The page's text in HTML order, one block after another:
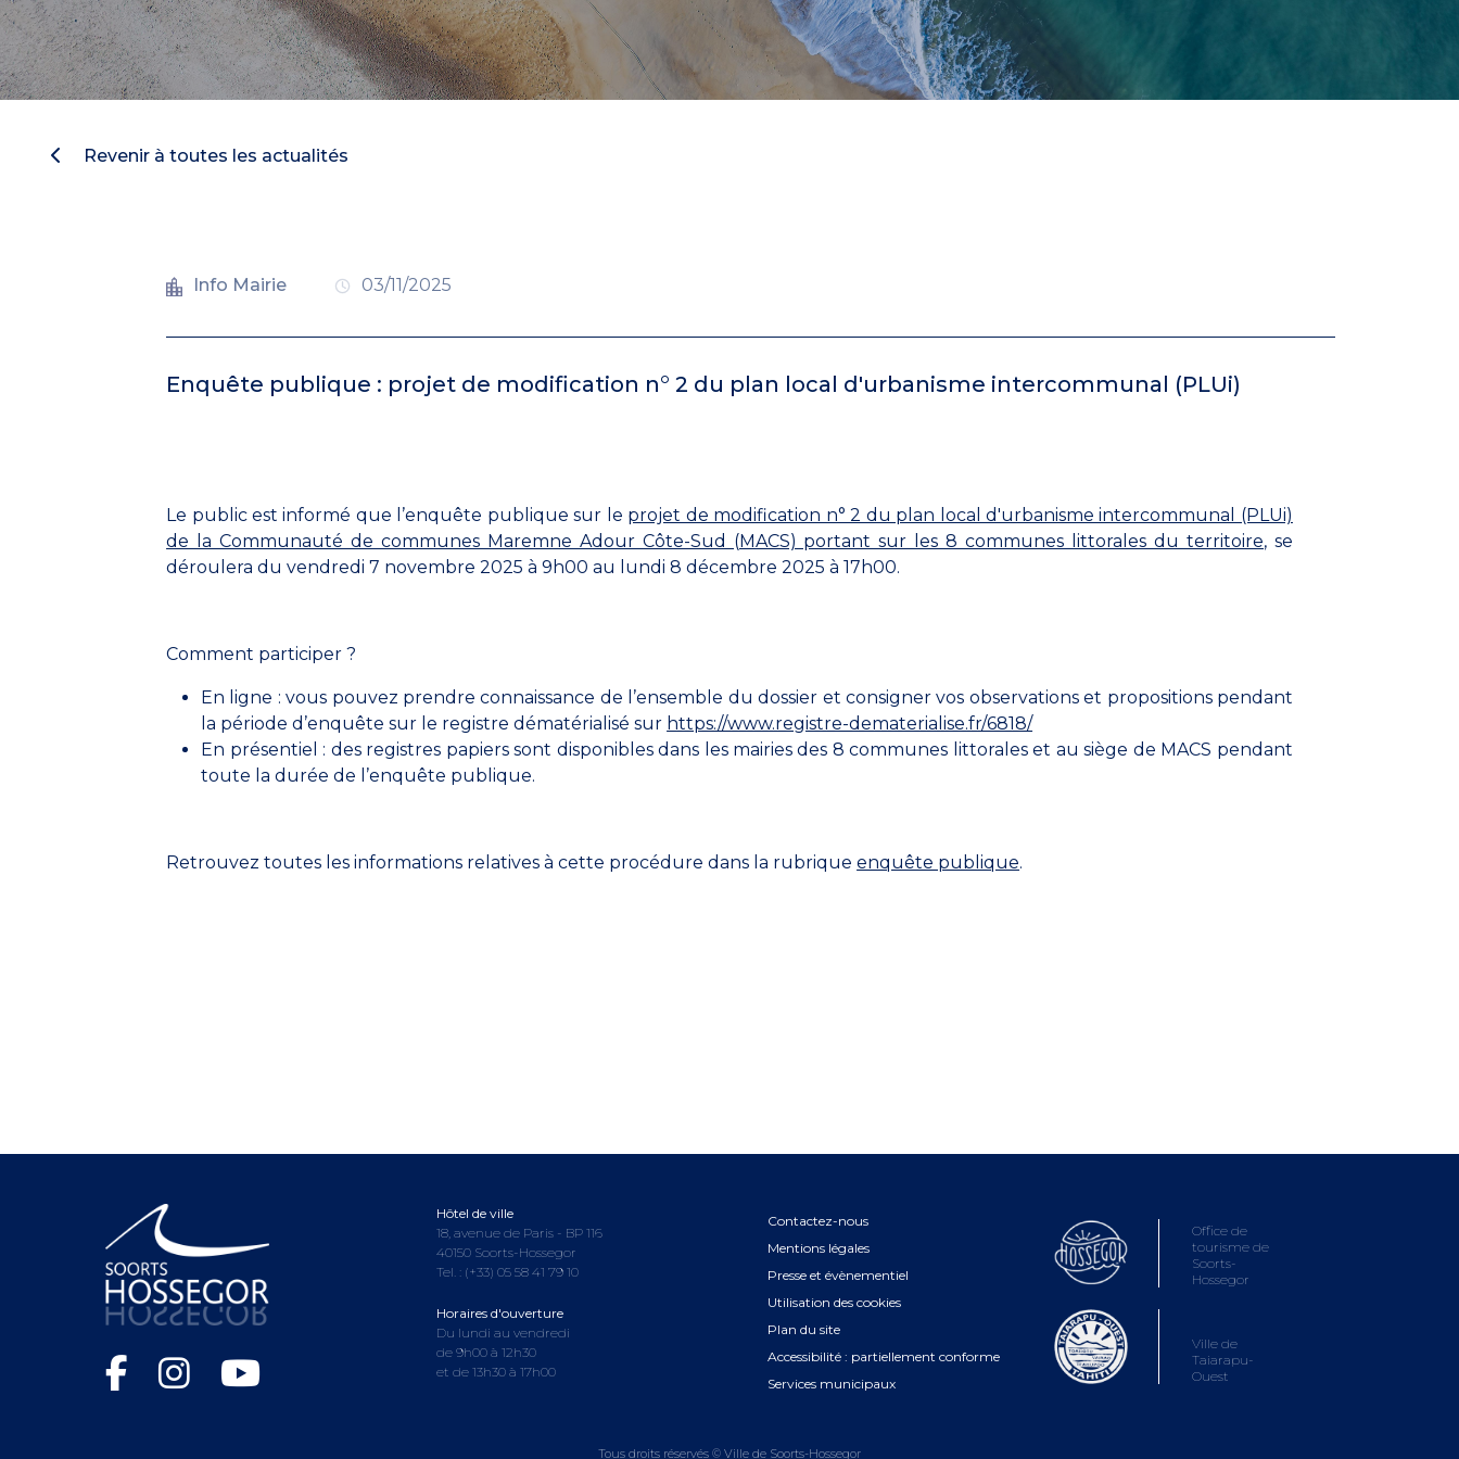
Revenir à toutes les actualités
Info Mairie 03/11/2025
Enquête publique : projet de modification n° 2 du plan local d'urbanisme intercommunal (PLUi)
Le public est informé que l’enquête publique sur le projet de modification n° 2 du plan local d'urbanisme intercommunal (PLUi)
de la Communauté de communes Maremne Adour Côte-Sud (MACS) portant sur les 8 communes littorales du territoire, se
déroulera du vendredi 7 novembre 2025 à 9h00 au lundi 8 décembre 2025 à 17h00.
Comment participer ?
En ligne : vous pouvez prendre connaissance de l’ensemble du dossier et consigner vos observations et propositions pendant
la période d’enquête sur le registre dématérialisé sur https://www.registre-dematerialise.fr/6818/
En présentiel : des registres papiers sont disponibles dans les mairies des 8 communes littorales et au siège de MACS pendant
toute la durée de l’enquête publique.
Retrouvez toutes les informations relatives à cette procédure dans la rubriqueenquête publique.
Hôtel de ville
18, avenue de Paris - BP 116
40150 Soorts-Hossegor
Tel. : (+33) 05 58 41 79 10
Horaires d'ouverture
Du lundi au vendredi
de 9h00 à 12h30
et de 13h30 à 17h00
Contactez-nous
Mentions légales
Presse et évènementiel
Utilisation des cookies
Plan du site
Accessibilité : partiellement conforme
Services municipaux
Office de
tourisme de
Soorts-
Hossegor
Ville de
Taiarapu-
Ouest
Tous droits réservés © Ville de Soorts-Hossegor